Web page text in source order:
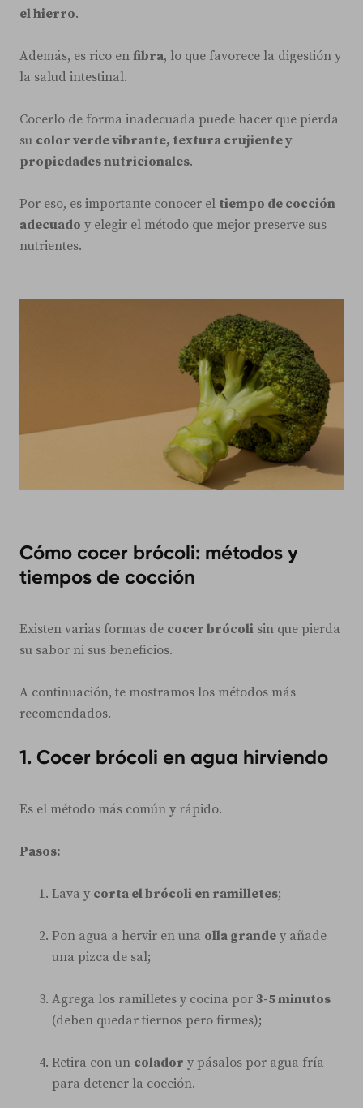
el hierro.
Además, es rico en fibra, lo que favorece la digestión y
la salud intestinal.
Cocerlo de forma inadecuada puede hacer que pierda
su color verde vibrante, textura crujiente y
propiedades nutricionales.
Por eso, es importante conocer el tiempo de cocción
adecuado y elegir el método que mejor preserve sus
nutrientes.
Cómo cocer brócoli: métodos y
tiempos de cocción
Existen varias formas de cocer brócoli sin que pierda
su sabor ni sus beneficios.
A continuación, te mostramos los métodos más
recomendados.
1. Cocer brócoli en agua hirviendo
Es el método más común y rápido.
Pasos:
Lava y corta el brócoli en ramilletes;
Pon agua a hervir en una olla grande y añade
una pizca de sal;
Agrega los ramilletes y cocina por 3-5 minutos
(deben quedar tiernos pero firmes);
Retira con un colador y pásalos por agua fría
para detener la cocción.